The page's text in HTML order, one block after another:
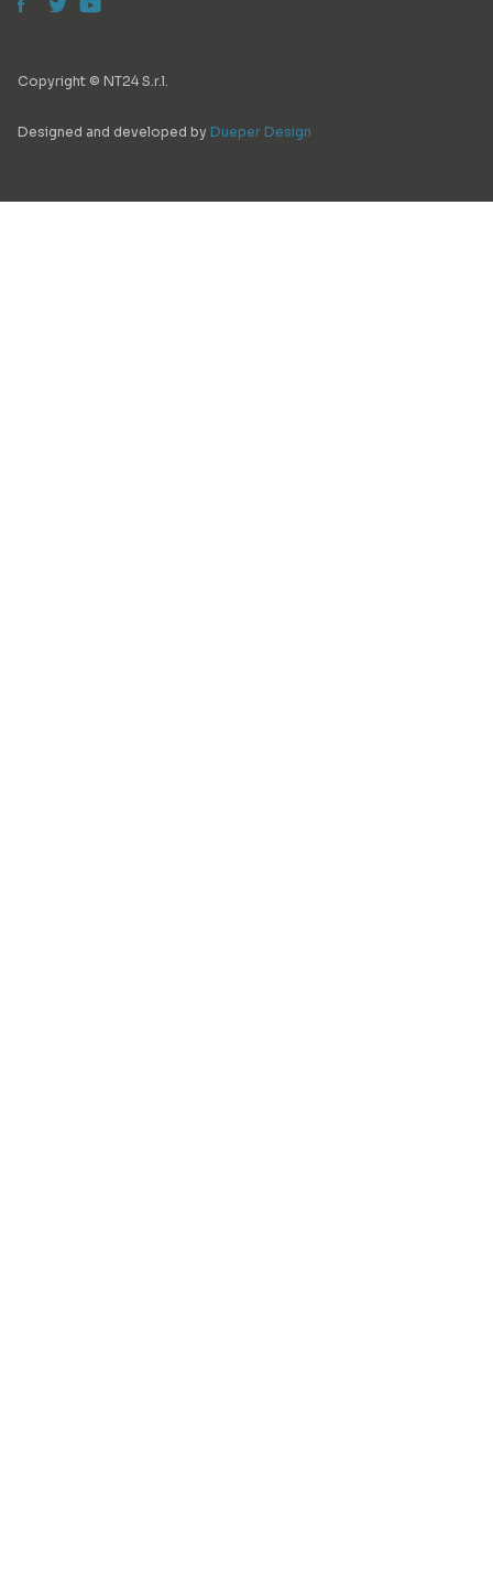
Copyright © NT24 S.r.l.
Designed and developed by Dueper Design